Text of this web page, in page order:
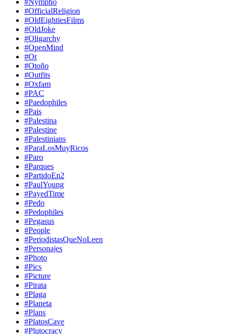
#Nympho
#OfficialReligion
#OldEightiesFilms
#OldJoke
#Oligarchy
#OpenMind
#Or
#Otoño
#Outfits
#Oxfam
#PAC
#Paedophiles
#Pais
#Palestina
#Palestine
#Palestinians
#ParaLosMuyRicos
#Paro
#Parques
#PartidoEn2
#PaulYoung
#PayedTime
#Pedo
#Pedophiles
#Pegasus
#People
#PeriodistasQueNoLeen
#Personajes
#Photo
#Pics
#Picture
#Pirata
#Plaga
#Planeta
#Plans
#PlatosCave
#Plutocracy